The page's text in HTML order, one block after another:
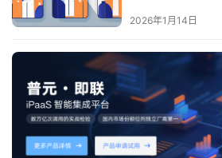
务
与
了
2026年1月14日